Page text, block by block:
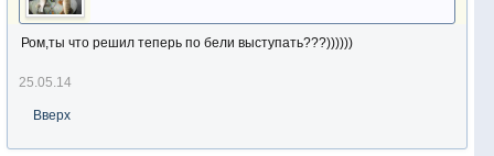
Ром,ты что решил теперь по бели выступать???))))))
25.05.14
Вверх